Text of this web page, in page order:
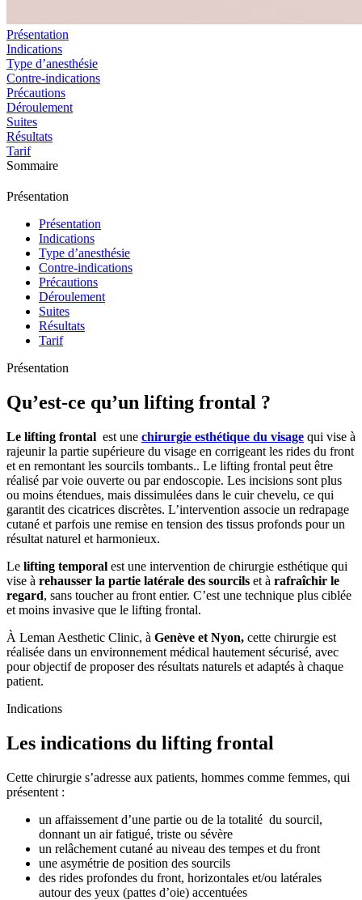
Présentation
Indications
Type d’anesthésie
Contre-indications
Précautions
Déroulement
Suites
Résultats
Tarif
Sommaire
Présentation
Présentation
Indications
Type d’anesthésie
Contre-indications
Précautions
Déroulement
Suites
Résultats
Tarif
Présentation
Qu’est-ce qu’un lifting frontal ?
Le lifting frontal est une chirurgie esthétique du visage qui vise à
rajeunir la partie supérieure du visage en corrigeant les rides du front
et en remontant les sourcils tombants.. Le lifting frontal peut être
réalisé par voie ouverte ou par endoscopie. Les incisions sont plus
ou moins étendues, mais dissimulées dans le cuir chevelu, ce qui
garantit des cicatrices discrètes. L’intervention associe un redrapage
cutané et parfois une remise en tension des tissus profonds pour un
résultat naturel et harmonieux.
Le lifting temporal est une intervention de chirurgie esthétique qui
vise à rehausser la partie latérale des sourcils et à rafraîchir le
regard, sans toucher au front entier. C’est une technique plus ciblée
et moins invasive que le lifting frontal.
À Leman Aesthetic Clinic, à Genève et Nyon, cette chirurgie est
réalisée dans un environnement médical hautement sécurisé, avec
pour objectif de proposer des résultats naturels et adaptés à chaque
patient.
Indications
Les indications du lifting frontal
Cette chirurgie s’adresse aux patients, hommes comme femmes, qui
présentent :
un affaissement d’une partie ou de la totalité du sourcil,
donnant un air fatigué, triste ou sévère
un relâchement cutané au niveau des tempes et du front
une asymétrie de position des sourcils
des rides profondes du front, horizontales et/ou latérales
autour des yeux (pattes d’oie) accentuées